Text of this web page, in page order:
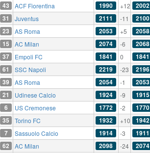
43 ACF Fiorentina 1990 +12 2002
31 Juventus 2111 -11 2100
23 AS Roma 2053 +5 2058
15 AC Milan 2074 -6 2068
37 Empoli FC 1841 0 1841
61 SSC Napoli 2219 -23 2196
39 AS Roma 2054 -1 2053
21 Udinese Calcio 1924 -9 1915
6 US Cremonese 1772 -2 1770
35 Torino FC 1932 +10 1942
7 Sassuolo Calcio 1914 -3 1911
62 AC Milan 2098 -24 2074